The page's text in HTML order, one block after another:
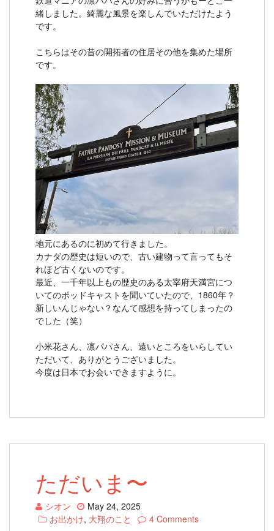
緒しました。綺麗な風景を楽しんでいただけたよう
です。
こちらはその昔の開拓者の住居その他を集めた場所
です。
地元にあるのに初めて行きました。
カナダの歴史は短いので、古い建物って言ってもそ
れほど古くないのです。
最近、一千年以上もの歴史のある太宰府天満宮につ
いてのポッドキャストを聞いていたので、1860年？
新しいんじゃない？なんて感想を持ってしまったの
でした（笑）
小米花さん、凛パパさん、遠いところをいらしてい
ただいて、ありがとうございました。
今度は日本でお会いできますように。
ただいま〜
シオン
May 24, 2025
お出かけ, 大翔のこと
4 Comments